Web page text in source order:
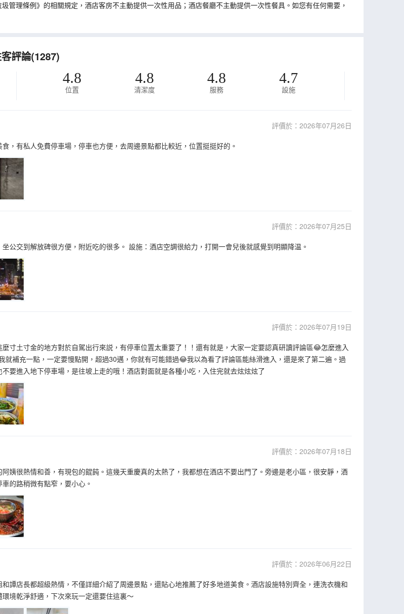
管理條例》的相關規定，酒店客房不主動提供一次性用品；酒店餐廳不主動提供一次性餐具。如您有任何需要，
評論(1287)
4.8
位置
4.8
清潔度
4.8
服務
4.7
設施
評價於：2026年07月26日
，有私人免費停車場，停車也方便，去周邊景點都比較近，位置挺挺好的。
評價於：2026年07月25日
公交到解放碑很方便，附近吃的很多。 設施：酒店空調很給力，打開一會兒後就感覺到明顯降温。
評價於：2026年07月19日
寸土寸金的地方對於自駕出行來説，有停車位置太重要了！！還有就是，大家一定要認真研讀評論區😂怎麼進入
就補充一點，一定要慢點開，超過30邁，你就有可能錯過😂我以為看了評論區能絲滑進入，還是來了第二遍。過
要進入地下停車場，是往坡上走的哦！酒店對面就是各種小吃，入住完就去炫炫炫了
評價於：2026年07月18日
姨很熱情和善，有現包的餛飩。這幾天重慶真的太熱了，我都想在酒店不要出門了。旁邊是老小區，很安靜，酒
的路稍微有點窄，要小心。
評價於：2026年06月22日
譚店長都超級熱情，不僅詳細介紹了周邊景點，還貼心地推薦了好多地道美食。酒店設施特別齊全，連洗衣機和
境乾淨舒適，下次來玩一定還要住這裏～